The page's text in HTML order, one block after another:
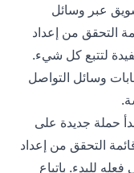
عبر وسائل
التحقق من إعداد
لتتبع كل شيء.
وسائل التواصل
حملة جديدة على
التحقق من إعداد
للبدء. باتباع